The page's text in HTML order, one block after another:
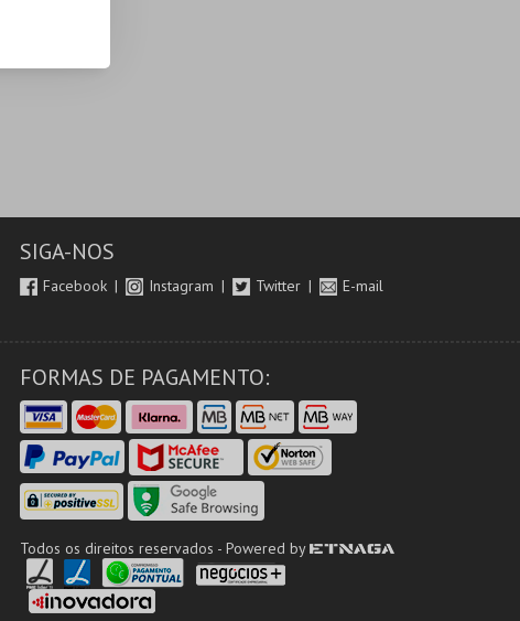
SIGA-NOS
Facebook Instagram Twitter E-mail
FORMAS DE PAGAMENTO:
Todos os direitos reservados - Powered by